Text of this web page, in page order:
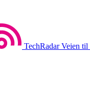
TechRadar Veien til